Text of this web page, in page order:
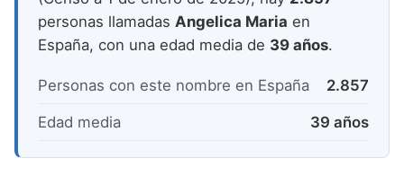
Nombres de Niña que empiezan por X
Nombres de Niña que empiezan por Y
Nombres de Niña que empiezan por Z
personas llamadas Angelica Maria en
España, con una edad media de 39 años.
Personas con este nombre en España 2.857
Edad media 39 años